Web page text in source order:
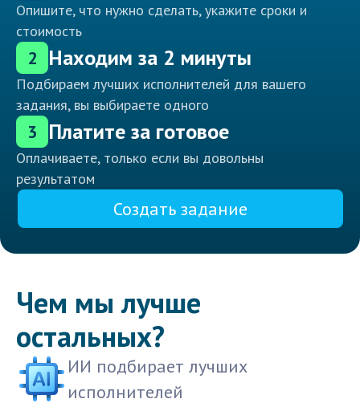
Опишите, что нужно сделать, укажите сроки и
стоимость
2 Находим за 2 минуты
Подбираем лучших исполнителей для вашего
задания, вы выбираете одного
3 Платите за готовое
Оплачиваете, только если вы довольны
результатом
Создать задание
Чем мы лучше
остальных?
ИИ подбирает лучших
исполнителей